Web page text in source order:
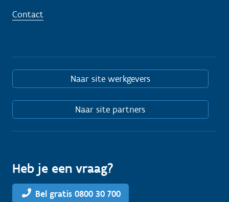
Contact
Naar site werkgevers
Naar site partners
Heb je een vraag?
Bel gratis 0800 30 700